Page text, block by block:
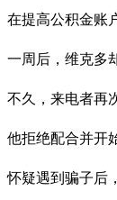
在提高公积金账
一周后，维克多
不久，来电者再
他拒绝配合并开
怀疑遇到骗子后